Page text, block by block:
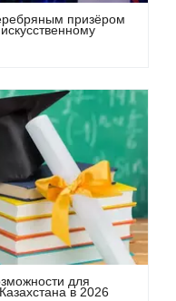
призёром
для
в 2026